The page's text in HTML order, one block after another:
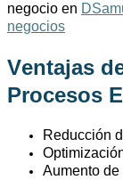
negocio en
negocios
Ventajas
Procesos
Reducción
Aumento